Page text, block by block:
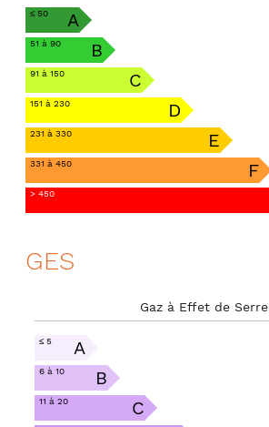
≤ 50 A
51 à 90 B
91 à 150 C
151 à 230 D
231 à 330 E
331 à 450 F
> 450
GES
Gaz à Effet de Serre
≤ 5 A
6 à 10 B
11 à 20 C